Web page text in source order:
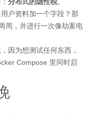
户资料加一个字段？那
周，并进行一次像劫案电
因为想测试任何东西，
Compose 里同时启